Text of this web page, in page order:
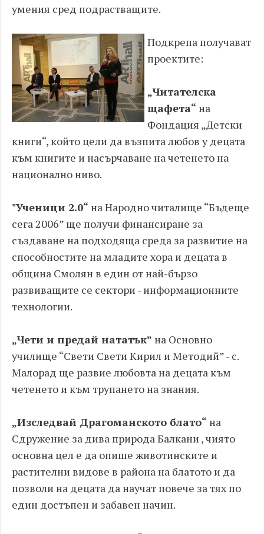
умения сред подрастващите.
Подкрепа получават
проектите:
„Читателска
щафета“ на
Фондация „Детски
книги“, който цели да възпита любов у децата
към книгите и насърчаване на четенето на
национално ниво.
"Ученици 2.0“ на Народно читалище “Бъдеще
сега 2006” ще получи финансиране за
създаване на подходяща среда за развитие на
способностите на младите хора и децата в
община Смолян в един от най-бързо
развиващите се сектори - информационните
технологии.
„Чети и предай нататък” на Основно
училище “Свети Свети Кирил и Методий” - с.
Малорад ще развие любовта на децата към
четенето и към трупането на знания.
„Изследвай Драгоманското блато“ на
Сдружение за дива природа Балкани , чиято
основна цел е да опише животинските и
растителни видове в района на блатото и да
позволи на децата да научат повече за тях по
един достъпен и забавен начин.